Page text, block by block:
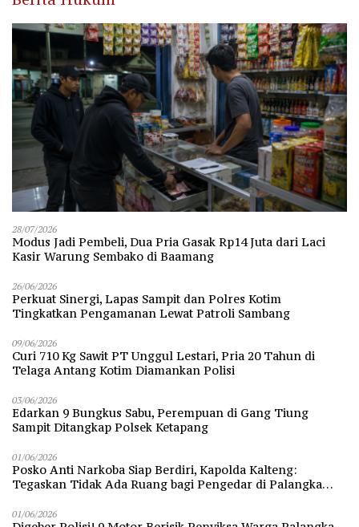
28/07/2026
Modus Jadi Pembeli, Dua Pria Gasak Rp14 Juta dari Laci
Kasir Warung Sembako di Baamang
26/06/2026
Perkuat Sinergi, Lapas Sampit dan Polres Kotim
Tingkatkan Pengamanan Lewat Patroli Sambang
09/06/2026
Curi 710 Kg Sawit PT Unggul Lestari, Pria 20 Tahun di
Telaga Antang Kotim Diamankan Polisi
03/06/2026
Edarkan 9 Bungkus Sabu, Perempuan di Gang Tiung
Sampit Ditangkap Polsek Ketapang
01/06/2026
Posko Anti Narkoba Siap Berdiri, Kapolda Kalteng:
Tegaskan Tidak Ada Ruang bagi Pengedar di Palangka
01/06/2026